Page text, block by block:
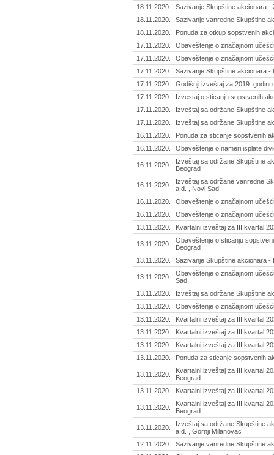
18.11.2020.
Sazivanje Skupštine akcionara -
18.11.2020.
Sazivanje vanredne Skupštine
18.11.2020.
Ponuda za otkup sopstvenih
17.11.2020.
Obaveštenje o značajnom
17.11.2020.
Obaveštenje o značajnom
17.11.2020.
Sazivanje Skupštine akcionara -
17.11.2020.
Godišnji izveštaj za 2019.
17.11.2020.
Izvestaj o sticanju sopstvenih
17.11.2020.
Izveštaj sa održane Skupštine
17.11.2020.
Izveštaj sa održane Skupštine
16.11.2020.
Ponuda za sticanje sopstvenih
16.11.2020.
Obaveštenje o nameri isplate
16.11.2020.
Izveštaj sa održane Skupštine
Beograd
16.11.2020.
Izveštaj sa održane vanredne
a.d. , Novi Sad
16.11.2020.
Obaveštenje o značajnom
16.11.2020.
Obaveštenje o značajnom
13.11.2020.
Kvartalni izveštaj za III kvartal
13.11.2020.
Obaveštenje o sticanju
Beograd
13.11.2020.
Sazivanje Skupštine akcionara -
13.11.2020.
Obaveštenje o značajnom
Sad
13.11.2020.
Izveštaj sa održane Skupštine
13.11.2020.
Obaveštenje o značajnom
13.11.2020.
Kvartalni izveštaj za III kvartal
13.11.2020.
Kvartalni izveštaj za III kvartal
13.11.2020.
Kvartalni izveštaj za III kvartal
13.11.2020.
Ponuda za sticanje sopstvenih
13.11.2020.
Kvartalni izveštaj za III kvartal
Beograd
13.11.2020.
Kvartalni izveštaj za III kvartal
13.11.2020.
Kvartalni izveštaj za III kvartal
Beograd
13.11.2020.
Izveštaj sa održane Skupštine
a.d. , Gornji Milanovac
12.11.2020.
Sazivanje vanredne Skupštine